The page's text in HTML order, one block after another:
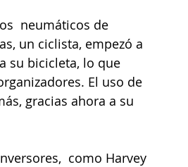
neumáticos de
un ciclista, empezó a
su bicicleta, lo que
El uso de
gracias ahora a su
como Harvey